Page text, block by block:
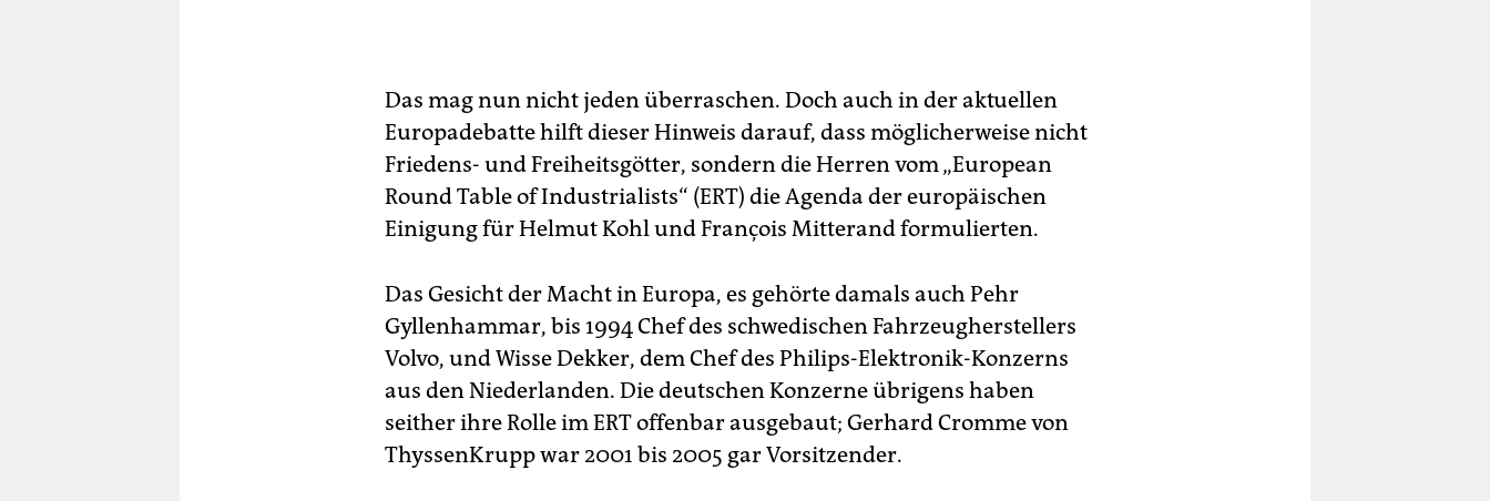
Das mag nun nicht jeden überraschen. Doch auch in der aktuellen
Europadebatte hilft dieser Hinweis darauf, dass möglicherweise nicht
Friedens- und Freiheitsgötter, sondern die Herren vom „European
Round Table of Industrialists“ (ERT) die Agenda der europäischen
Einigung für Helmut Kohl und François Mitterand formulierten.
Das Gesicht der Macht in Europa, es gehörte damals auch Pehr
Gyllenhammar, bis 1994 Chef des schwedischen Fahrzeugherstellers
Volvo, und Wisse Dekker, dem Chef des Philips-Elektronik-Konzerns
aus den Niederlanden. Die deutschen Konzerne übrigens haben
seither ihre Rolle im ERT offenbar ausgebaut; Gerhard Cromme von
ThyssenKrupp war 2001 bis 2005 gar Vorsitzender.